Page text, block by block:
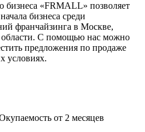
бизнеса «FRMALL» позволяет
бизнеса среди
франчайзинга в Москве,
С помощью нас можно
предложения по продаже
условиях.
от 2 месяцев